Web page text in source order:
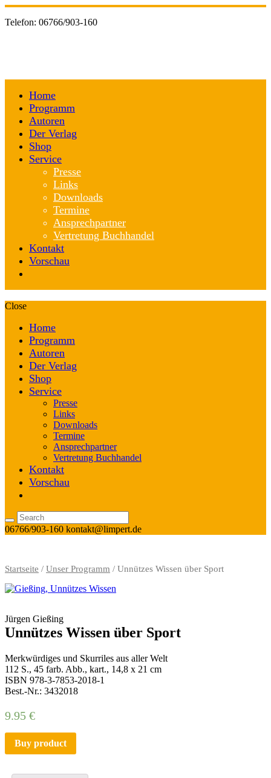
Telefon: 06766/903-160
Home
Programm
Autoren
Der Verlag
Shop
Service
Presse
Links
Downloads
Termine
Ansprechpartner
Vertretung Buchhandel
Kontakt
Vorschau
Close
Home
Programm
Autoren
Der Verlag
Shop
Service
Presse
Links
Downloads
Termine
Ansprechpartner
Vertretung Buchhandel
Kontakt
Vorschau
06766/903-160 kontakt@limpert.de
Startseite / Unser Programm / Unnützes Wissen über Sport
Jürgen Gießing
Unnützes Wissen über Sport
Merkwürdiges und Skurriles aus aller Welt
112 S., 45 farb. Abb., kart., 14,8 x 21 cm
ISBN 978-3-7853-2018-1
Best.-Nr.: 3432018
9.95 €
Buy product